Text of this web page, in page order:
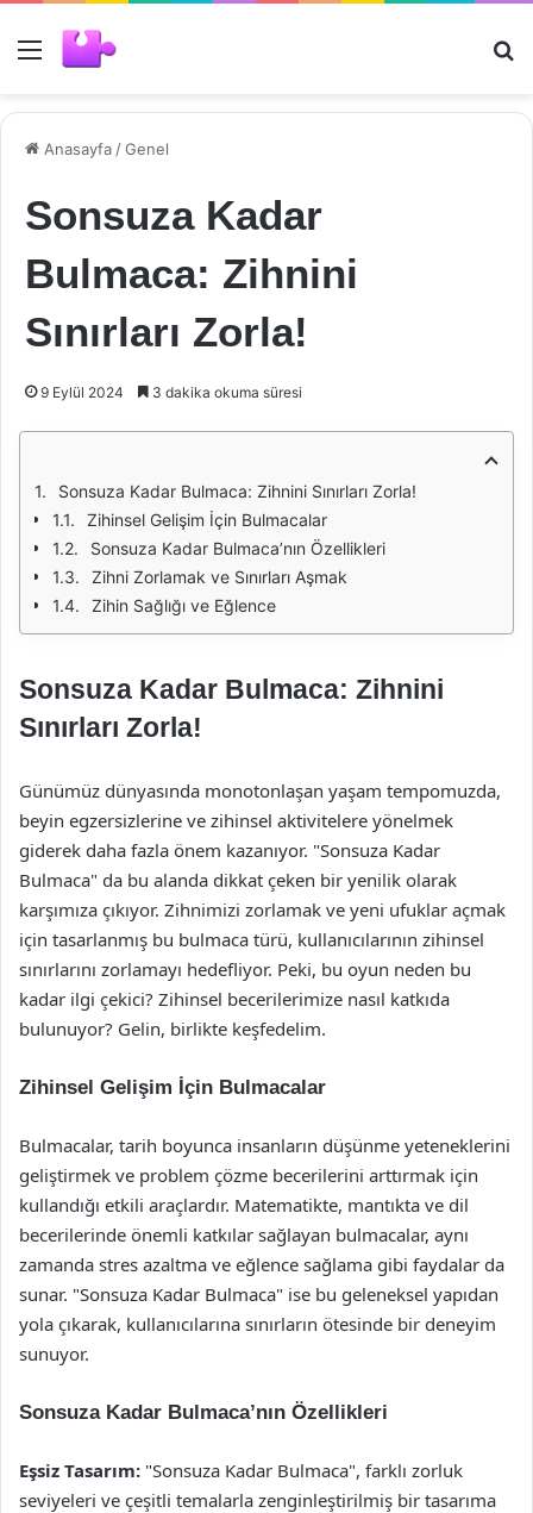
Menü
Anasayfa /Genel
Sonsuza Kadar
Bulmaca: Zihnini
Sınırları Zorla!
9 Eylül 2024 3 dakika okuma süresi
Sonsuza Kadar Bulmaca: Zihnini Sınırları Zorla!
Zihinsel Gelişim İçin Bulmacalar
Sonsuza Kadar Bulmaca’nın Özellikleri
Zihni Zorlamak ve Sınırları Aşmak
Zihin Sağlığı ve Eğlence
Sonsuza Kadar Bulmaca: Zihnini
Sınırları Zorla!
Günümüz dünyasında monotonlaşan yaşam tempomuzda,
beyin egzersizlerine ve zihinsel aktivitelere yönelmek
giderek daha fazla önem kazanıyor. "Sonsuza Kadar
Bulmaca" da bu alanda dikkat çeken bir yenilik olarak
karşımıza çıkıyor. Zihnimizi zorlamak ve yeni ufuklar açmak
için tasarlanmış bu bulmaca türü, kullanıcılarının zihinsel
sınırlarını zorlamayı hedefliyor. Peki, bu oyun neden bu
kadar ilgi çekici? Zihinsel becerilerimize nasıl katkıda
bulunuyor? Gelin, birlikte keşfedelim.
Zihinsel Gelişim İçin Bulmacalar
Bulmacalar, tarih boyunca insanların düşünme yeteneklerini
geliştirmek ve problem çözme becerilerini arttırmak için
kullandığı etkili araçlardır. Matematikte, mantıkta ve dil
becerilerinde önemli katkılar sağlayan bulmacalar, aynı
zamanda stres azaltma ve eğlence sağlama gibi faydalar da
sunar. "Sonsuza Kadar Bulmaca" ise bu geleneksel yapıdan
yola çıkarak, kullanıcılarına sınırların ötesinde bir deneyim
sunuyor.
Sonsuza Kadar Bulmaca’nın Özellikleri
Eşsiz Tasarım: "Sonsuza Kadar Bulmaca", farklı zorluk
seviyeleri ve çeşitli temalarla zenginleştirilmiş bir tasarıma